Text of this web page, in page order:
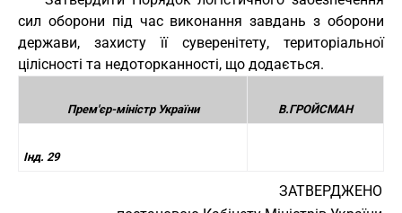
сил оборони під час виконання завдань з оборони
держави, захисту її суверенітету, територіальної
цілісності та недоторканності, що додається.
Прем'єр-міністр України В.ГРОЙСМАН
Інд. 29
ЗАТВЕРДЖЕНО